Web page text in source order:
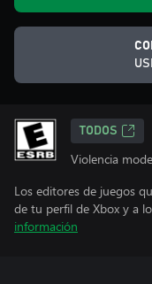
TODOS
Violencia
Los editores de juegos
de tu perfil de Xbox y a
información